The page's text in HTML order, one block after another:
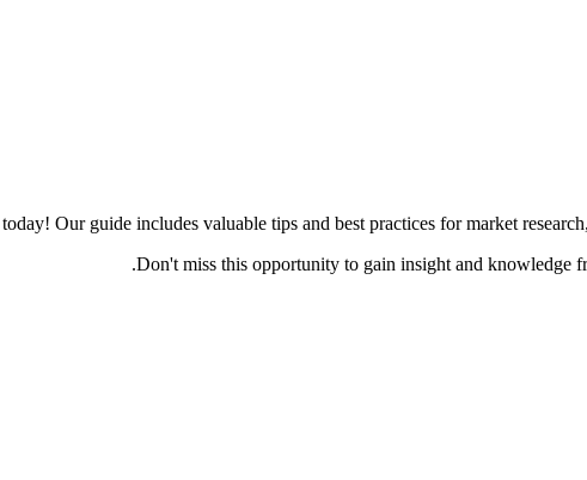
Our guide includes valuable tips and best practices for market
Don't miss this opportunity to gain insight and knowledge